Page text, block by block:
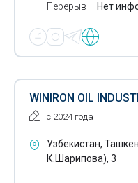
Стандартные растворы
Стекловолокно
Стропы
Перерыв
Нет
WINIRON OIL
с 2024 года
Узбекистан,
К.Шарипова), 3